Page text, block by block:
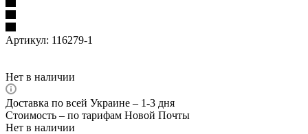
Артикул: 116279-1
Нет в наличии
Доставка по всей Украине – 1-3 дня
Стоимость – по тарифам Новой Почты
Нет в наличии